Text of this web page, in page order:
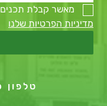
מאשר קבלת תכנים
מדיניות הפרטיות שלנו
טלפון